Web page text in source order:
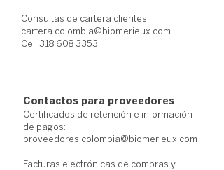
Consultas de cartera clientes:
cartera.colombia@biomerieux.com
Cel. 318 608 3353
Contactos para proveedores
Certificados de retención e información
de pagos:
proveedores.colombia@biomerieux.com
Facturas electrónicas de compras y